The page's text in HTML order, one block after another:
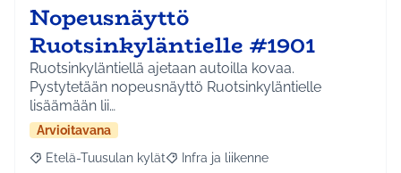
Nopeusnäyttö
Ruotsinkyläntielle #1901
Ruotsinkyläntiellä ajetaan autoilla kovaa.
Pystytetään nopeusnäyttö Ruotsinkyläntielle
lisäämään lii…
Arvioitavana
Rajaa tulokset aihepiirin mukaan: Etelä-Tuusulan kylät
Etelä-Tuusulan kylät Rajaa tulokset teeman mukaan: Infra ja
Infra ja liikenne